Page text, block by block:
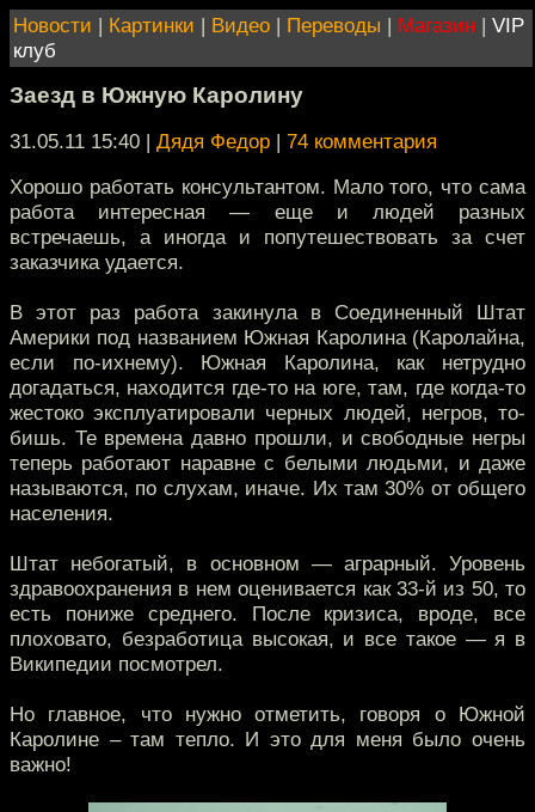
Новости | Картинки | Видео | Переводы | Магазин | VIP
клуб
Заезд в Южную Каролину
31.05.11 15:40 | Дядя Федор | 74 комментария
Хорошо работать консультантом. Мало того, что сама
работа интересная — еще и людей разных
встречаешь, а иногда и попутешествовать за счет
заказчика удается.
В этот раз работа закинула в Соединенный Штат
Америки под названием Южная Каролина (Каролайна,
если по-ихнему). Южная Каролина, как нетрудно
догадаться, находится где-то на юге, там, где когда-то
жестоко эксплуатировали черных людей, негров, то-
бишь. Те времена давно прошли, и свободные негры
теперь работают наравне с белыми людьми, и даже
называются, по слухам, иначе. Их там 30% от общего
населения.
Штат небогатый, в основном — аграрный. Уровень
здравоохранения в нем оценивается как 33-й из 50, то
есть пониже среднего. После кризиса, вроде, все
плоховато, безработица высокая, и все такое — я в
Википедии посмотрел.
Но главное, что нужно отметить, говоря о Южной
Каролине – там тепло. И это для меня было очень
важно!